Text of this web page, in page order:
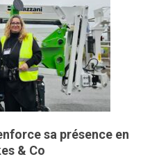
sa présence en
& Co